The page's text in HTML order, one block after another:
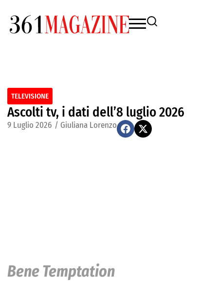
TELEVISIONE
Ascolti tv, i dati dell’8 luglio 2026
9 Luglio 2026 / Giuliana Lorenzo
Bene Temptation